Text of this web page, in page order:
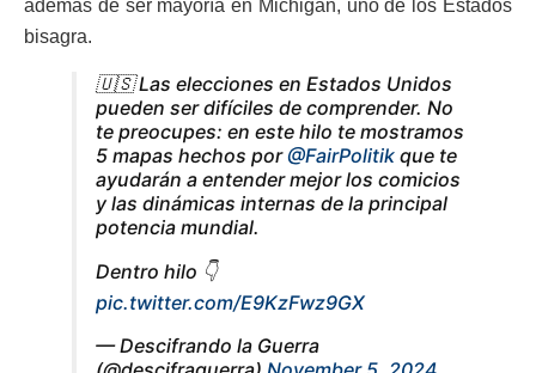
además de ser mayoría en Michigan, uno de los Estados
bisagra.
🇺🇸 Las elecciones en Estados Unidos
pueden ser difíciles de comprender. No
te preocupes: en este hilo te mostramos
5 mapas hechos por@FairPolitik que te
ayudarán a entender mejor los comicios
y las dinámicas internas de la principal
potencia mundial.
Dentro hilo 👇
pic.twitter.com/E9KzFwz9GX
— Descifrando la Guerra